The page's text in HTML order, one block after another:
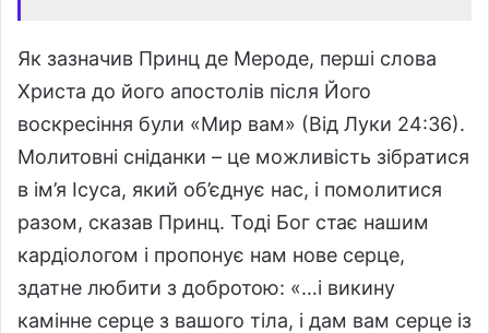
Як зазначив Принц де Мероде, перші слова
Христа до його апостолів після Його
воскресіння були «Мир вам» (Від Луки 24:36).
Молитовні сніданки – це можливість зібратися
в ім’я Ісуса, який об’єднує нас, і помолитися
разом, сказав Принц. Тоді Бог стає нашим
кардіологом і пропонує нам нове серце,
здатне любити з добротою: «…і викину
камінне серце з вашого тіла, і дам вам серце із